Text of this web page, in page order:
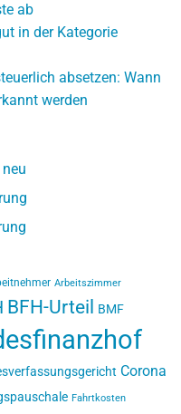
ab
in der Kategorie
absetzen: Wann
werden
Arbeitszimmer
BFH-Urteil BMF
Corona
Fahrtkosten